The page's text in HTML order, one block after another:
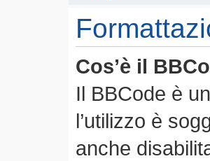
Cos’è il
Il BBCode è
l’utilizzo è
anche